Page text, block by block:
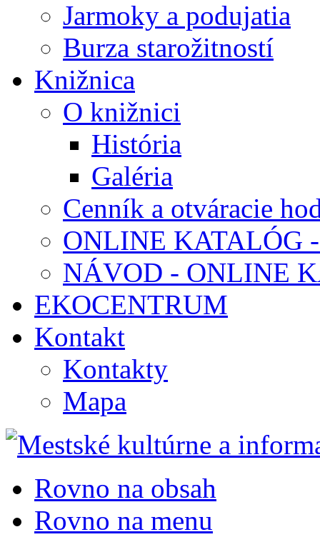
Jarmoky a podujatia
Burza starožitností
Knižnica
O knižnici
História
Galéria
Cenník a otváracie
ONLINE KATALÓG
NÁVOD - ONLINE
EKOCENTRUM
Kontakt
Kontakty
Mapa
Rovno na obsah
Rovno na menu